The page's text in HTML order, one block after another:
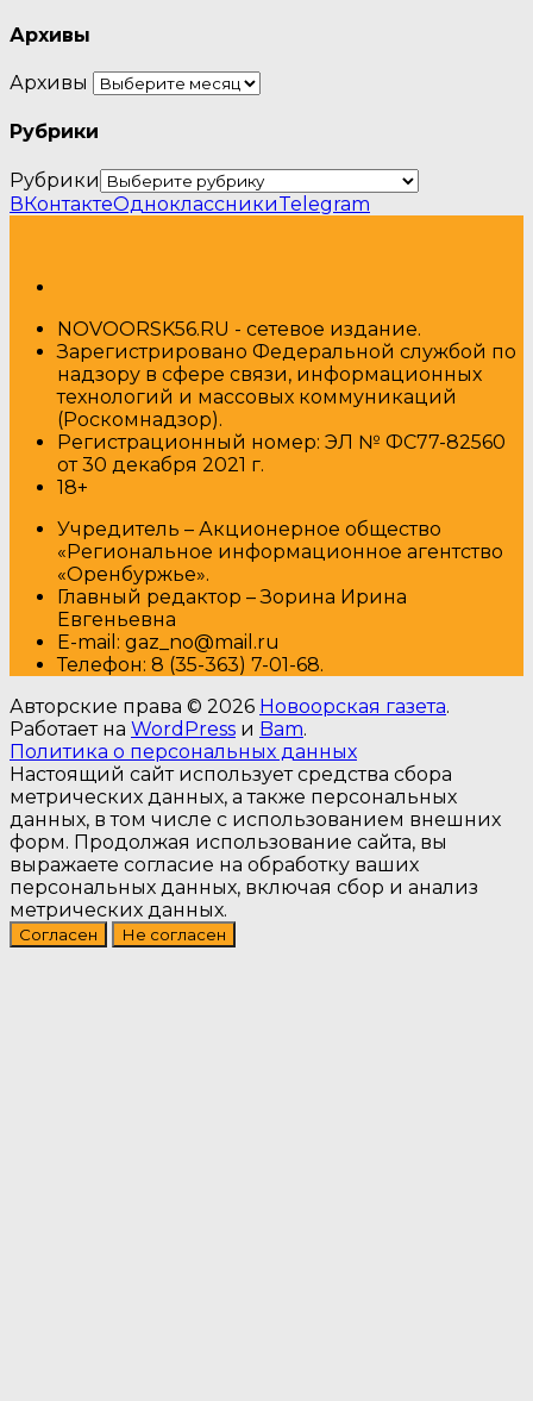
Архивы
Архивы
Рубрики
Рубрики
ВКонтактеОдноклассникиTelegram
NOVOORSK56.RU - сетевое издание.
Зарегистрировано Федеральной службой по
надзору в сфере связи, информационных
технологий и массовых коммуникаций
(Роскомнадзор).
Регистрационный номер: ЭЛ № ФС77-82560
от 30 декабря 2021 г.
18+
Учредитель – Акционерное общество
«Региональное информационное агентство
«Оренбуржье».
Главный редактор – Зорина Ирина
Евгеньевна
E-mail: gaz_no@mail.ru
Телефон: 8 (35-363) 7-01-68.
Авторские права © 2026 Новоорская газета.
Работает на WordPress и Bam.
Политика о персональных данных
Настоящий сайт использует средства сбора
метрических данных, а также персональных
данных, в том числе с использованием внешних
форм. Продолжая использование сайта, вы
выражаете согласие на обработку ваших
персональных данных, включая сбор и анализ
метрических данных.
Согласен Не согласен